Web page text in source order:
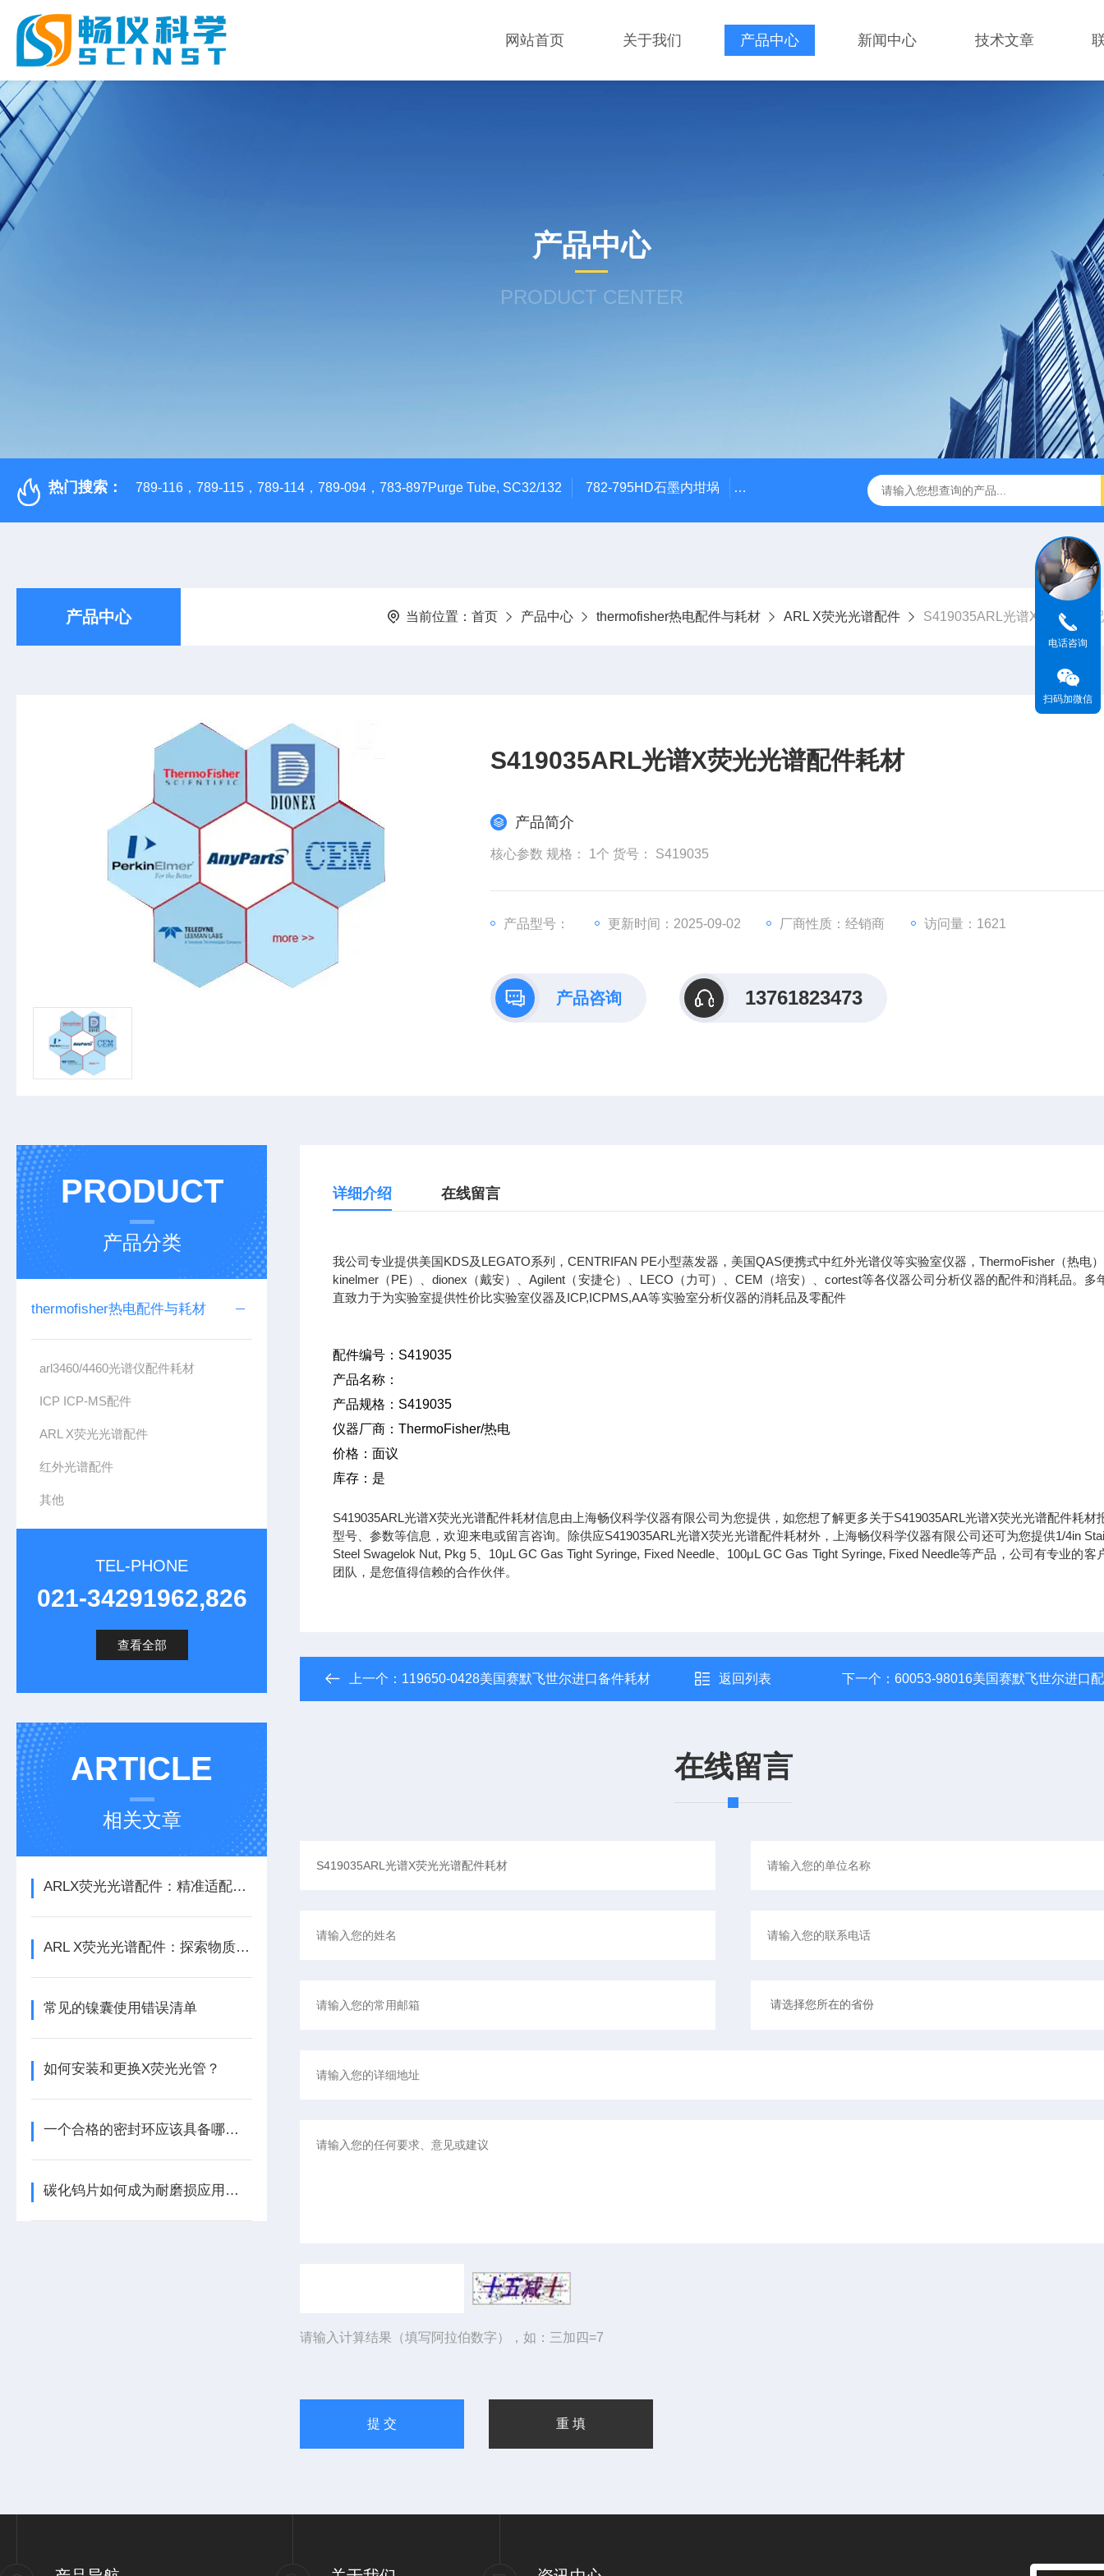
网站首页 关于我们 产品中心 新闻中心 技术文章
产品中心
PRODUCT CENTER
热门搜索： 789-116，789-115，789-114，789-094，783-897Purge Tube, SC32/132 782-795HD石墨内坩埚 A028610A028610 FILTER REPLAN AM11-1 viledon P15/
产品中心 当前位置： 首页 产品中心 thermofisher热电配件与耗材 ARL X荧光光谱配件 S419035ARL光谱X荧光光谱
S419035ARL光谱X荧光光谱配件耗材
产品简介
核心参数 规格： 1个 货号： S419035
产品型号： 更新时间：2025-09-02 厂商性质：经销商 访问量：1621
产品咨询 13761823473
PRODUCT
产品分类
thermofisher热电配件与耗材
arl3460/4460光谱仪配件耗材
ICP ICP-MS配件
ARL X荧光光谱配件
红外光谱配件
其他
TEL-PHONE
021-34291962,826
查看全部
ARTICLE
相关文章
ARLX荧光光谱配件：精准适配，保障光谱检测高效稳定运行
ARL X荧光光谱配件：探索物质成分的精准工具
常见的镍囊使用错误清单
如何安装和更换X荧光光管？
一个合格的密封环应该具备哪些要求
碳化钨片如何成为耐磨损应用的关键材料？
详细介绍 在线留言
我公司专业提供美国KDS及LEGATO系列，CENTRIFAN PE小型蒸发器，美国QAS便携式中红外光谱仪等实验室仪器，ThermoFisher（热电
kinelmer（PE）、dionex（戴安）、Agilent（安捷仑）、LECO（力可）、CEM（培安）、cortest等各仪器公司分析仪器的配件和消耗品。多
直致力于为实验室提供性价比实验室仪器及ICP,ICPMS,AA等实验室分析仪器的消耗品及零
配件编号： S419035
产品名称：
产品规格： S419035
仪器厂商： ThermoFisher/热电
价格：面议
库存：是
S419035ARL光谱X荧光光谱配件耗材信息由上海畅仪科学仪器有限公司为您提供，如您想了解更多关于S419035ARL光谱X荧光光谱配件耗材
型号、参数等信息，欢迎来电或留言咨询。除供应S419035ARL光谱X荧光光谱配件耗材外，上海畅仪科学仪器有限公司还可为您提供1/4in
Steel Swagelok Nut, Pkg 5、10μL GC Gas Tight Syringe, Fixed Needle、100μL GC Gas Tight Syringe, Fixed Needle等产品，公司有专业的客
团队，是您值得信赖的合作伙伴。
上一个： 119650-0428美国赛默飞世尔进口备件耗材 返回列表 下一个： 60053-98016美国赛默飞世尔进口
在线留言
请输入计算结果（填写阿拉伯数字），如：三加四=7
电话咨询
扫码加微信